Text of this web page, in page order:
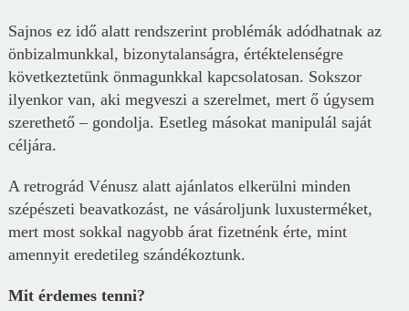
Sajnos ez idő alatt rendszerint problémák adódhatnak az
önbizalmunkkal, bizonytalanságra, értéktelenségre
következtetünk önmagunkkal kapcsolatosan. Sokszor
ilyenkor van, aki megveszi a szerelmet, mert ő úgysem
szerethető – gondolja. Esetleg másokat manipulál saját
céljára.
A retrográd Vénusz alatt ajánlatos elkerülni minden
szépészeti beavatkozást, ne vásároljunk luxusterméket,
mert most sokkal nagyobb árat fizetnénk érte, mint
amennyit eredetileg szándékoztunk.
Mit érdemes tenni?